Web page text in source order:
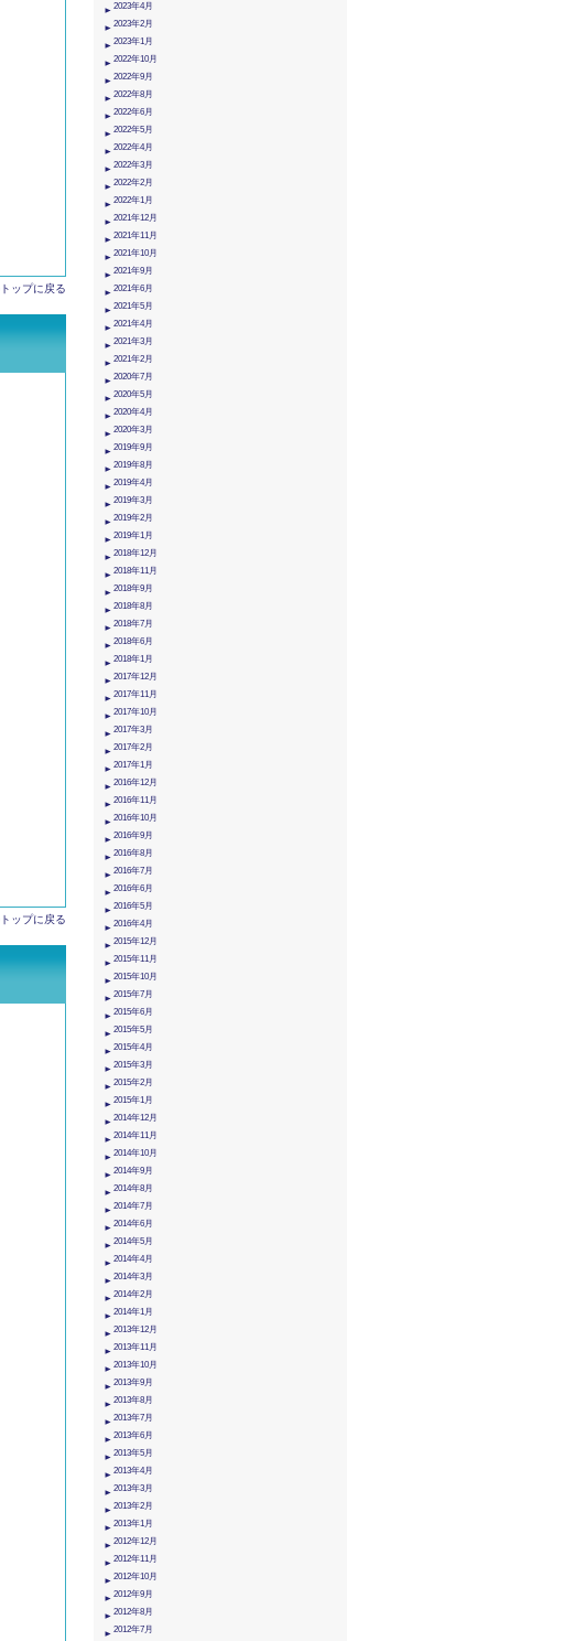
ップに戻る
ップに戻る
2023年4月
2023年2月
2023年1月
2022年10月
2022年9月
2022年8月
2022年6月
2022年5月
2022年4月
2022年3月
2022年2月
2022年1月
2021年12月
2021年11月
2021年10月
2021年9月
2021年6月
2021年5月
2021年4月
2021年3月
2021年2月
2020年7月
2020年5月
2020年4月
2020年3月
2019年9月
2019年8月
2019年4月
2019年3月
2019年2月
2019年1月
2018年12月
2018年11月
2018年9月
2018年8月
2018年7月
2018年6月
2018年1月
2017年12月
2017年11月
2017年10月
2017年3月
2017年2月
2017年1月
2016年12月
2016年11月
2016年10月
2016年9月
2016年8月
2016年7月
2016年6月
2016年5月
2016年4月
2015年12月
2015年11月
2015年10月
2015年7月
2015年6月
2015年5月
2015年4月
2015年3月
2015年2月
2015年1月
2014年12月
2014年11月
2014年10月
2014年9月
2014年8月
2014年7月
2014年6月
2014年5月
2014年4月
2014年3月
2014年2月
2014年1月
2013年12月
2013年11月
2013年10月
2013年9月
2013年8月
2013年7月
2013年6月
2013年5月
2013年4月
2013年3月
2013年2月
2013年1月
2012年12月
2012年11月
2012年10月
2012年9月
2012年8月
2012年7月